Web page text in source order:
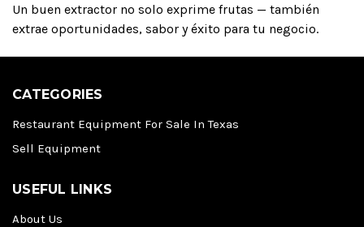
Un buen extractor no solo exprime frutas — también
extrae oportunidades, sabor y éxito para tu negocio.
CATEGORIES
Restaurant Equipment For Sale In Texas
Sell Equipment
USEFUL LINKS
About Us